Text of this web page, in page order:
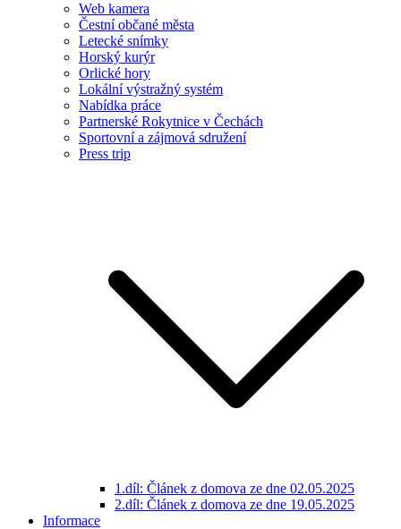
Web kamera
Čestní občané města
Letecké snímky
Horský kurýr
Orlické hory
Lokální výstražný systém
Nabídka práce
Partnerské Rokytnice v Čechách
Sportovní a zájmová sdružení
Press trip
1.díl: Článek z domova ze dne 02.05.2025
2.díl: Článek z domova ze dne 19.05.2025
Informace